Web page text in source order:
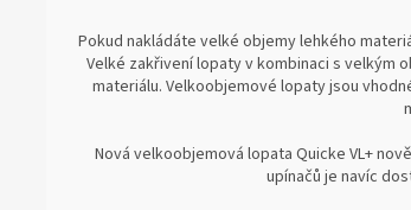
Pokud nakládáte velké objemy lehkého
Velké zakřivení lopaty v kombinaci s velkým
materiálu. Velkoobjemové lopaty jsou
Nová velkoobjemová lopata Quicke VL+
upínačů je navíc